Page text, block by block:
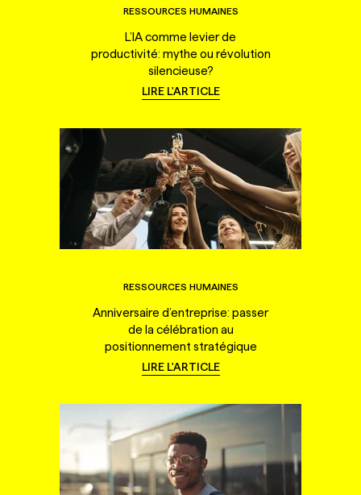
RESSOURCES HUMAINES
L’IA comme levier de
productivité: mythe ou révolution
silencieuse?
LIRE L'ARTICLE
RESSOURCES HUMAINES
Anniversaire d’entreprise: passer
de la célébration au
positionnement stratégique
LIRE L'ARTICLE